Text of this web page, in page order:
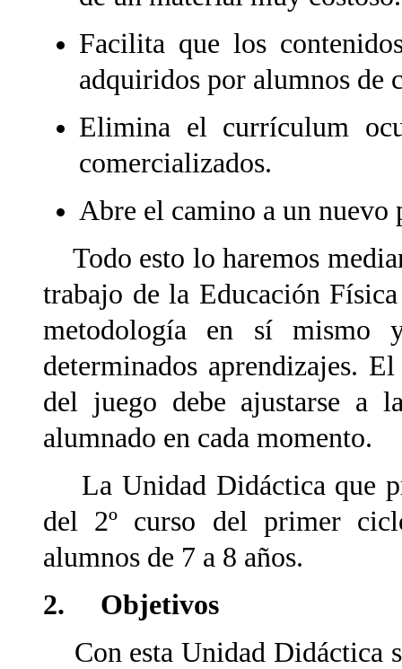
Facilita que los
adquiridos por alumnos de
Elimina el currículum
comercializados.
Abre el camino a un nuevo
Todo esto lo haremos
trabajo de la Educación
metodología en sí mismo
determinados aprendizajes.
del juego debe ajustarse a
alumnado en cada momento.
La Unidad Didáctica que
del 2º curso del primer
alumnos de 7 a 8 años.
2. Objetivos
Con esta Unidad Didáctica